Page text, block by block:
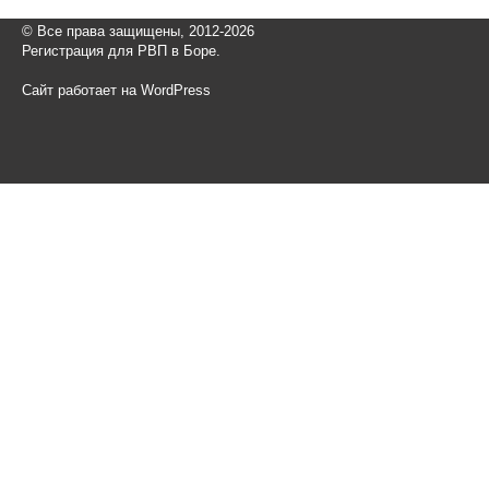
© Все права защищены, 2012-2026
Регистрация для РВП в Боре.
Сайт работает на WordPress